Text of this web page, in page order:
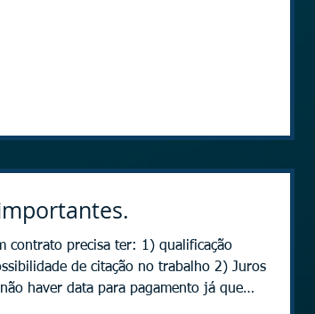
contrato precisa ter: 1) qualificação
trabalho 2) Juros
haver data para pagamento já que